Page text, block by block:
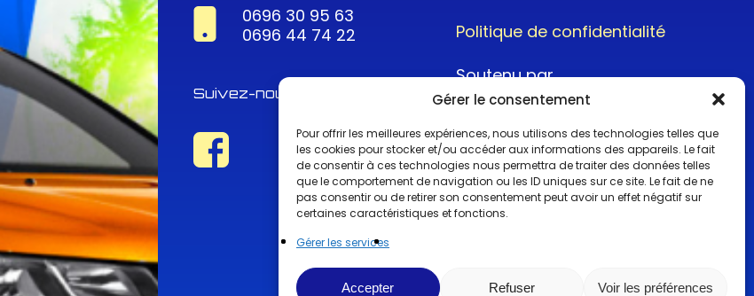
Gérer le consentement
Pour offrir les meilleures expériences, nous utilisons des technologies telles que
les cookies pour stocker et/ou accéder aux informations des appareils. Le fait
de consentir à ces technologies nous permettra de traiter des données telles
que le comportement de navigation ou les ID uniques sur ce site. Le fait de ne
pas consentir ou de retirer son consentement peut avoir un effet négatif sur
certaines caractéristiques et fonctions.
Gérer les services
Accepter Refuser Voir les préférences
0696 30 95 63
0696 44 74 22
Suivez-nous !
Politique de confidentialité
Soutenu par
@2022CopyrightTurboCar